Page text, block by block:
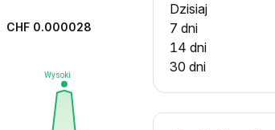
CHF 0.000028
Dzisiaj
7 dni
14 dni
30 dni